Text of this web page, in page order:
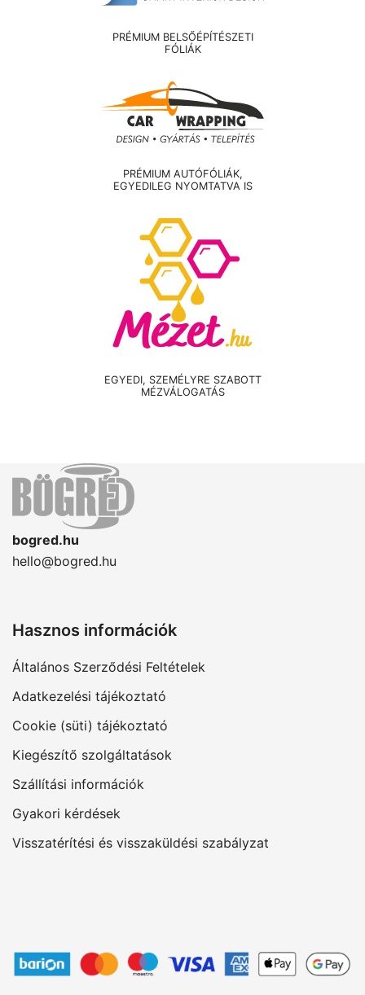
PRÉMIUM BELSŐÉPÍTÉSZETI
FÓLIÁK
PRÉMIUM AUTÓFÓLIÁK,
EGYEDILEG NYOMTATVA IS
EGYEDI, SZEMÉLYRE SZABOTT
MÉZVÁLOGATÁS
bogred.hu
hello@bogred.hu
Hasznos információk
Általános Szerződési Feltételek
Adatkezelési tájékoztató
Cookie (süti) tájékoztató
Kiegészítő szolgáltatások
Szállítási információk
Gyakori kérdések
Visszatérítési és visszaküldési szabályzat